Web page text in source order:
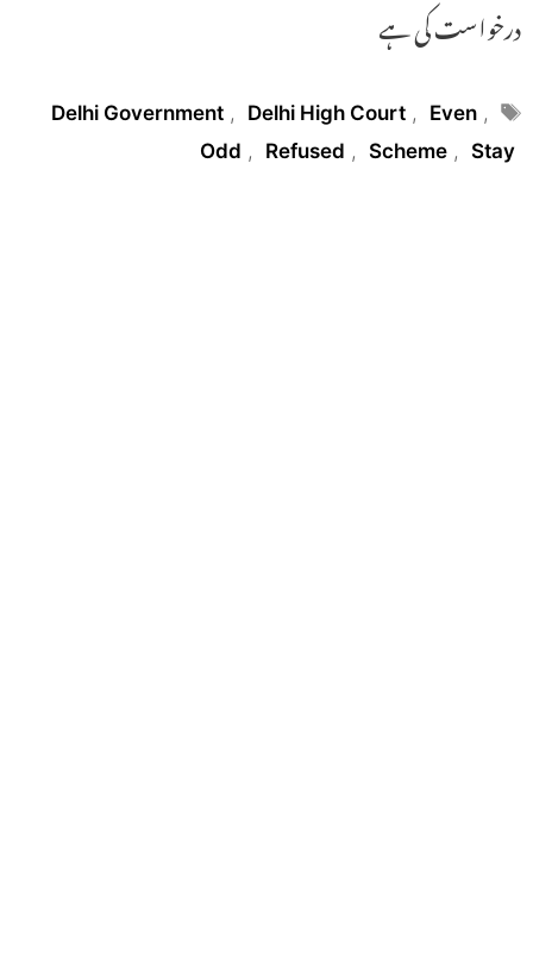
درخواست کی ہے
Tags
Delhi Government , Delhi High Court , Even ,
Odd , Refused , Scheme , Stay